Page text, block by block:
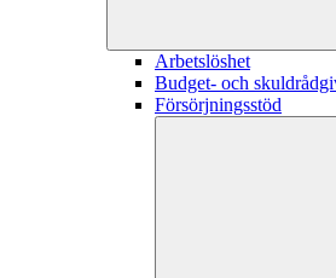
Arbetslöshet
Budget- och
Försörjningsstöd